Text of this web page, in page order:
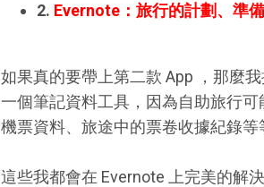
2. Evernote：旅行的計劃、準
如果真的要帶上第二款 App ，那麼
一個筆記資料工具，因為自助旅行
機票資料、旅途中的票卷收據紀錄等
這些我都會在 Evernote 上完美的解